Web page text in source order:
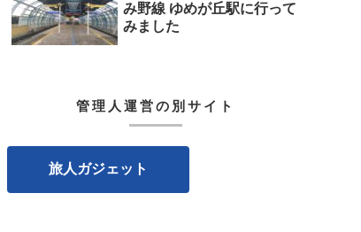
み野線 ゆめが丘駅に行って
みました
管理人運営の別サイト
旅人ガジェット